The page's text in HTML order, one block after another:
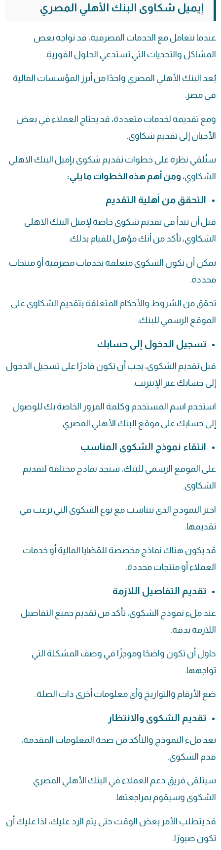
إيميل شكاوى البنك الأهلي المصري
عندما نتعامل مع الخدمات المصرفية، قد تواجه بعض
المشاكل والتحديات التي تستدعي الحلول الفورية.
يُعد البنك الأهلي المصري واحدًا من أبرز المؤسسات المالية
في مصر.
ومع تقديمه لخدمات متعددة، قد يحتاج العملاء في بعض
الأحيان إلى تقديم شكاوى.
سنُلقي نظرة على خطوات تقديم شكوى بإميل البنك الاهلي
الشكاوي، ومن أهم هذه الخطوات ما يلي:
التحقق من أهلية التقديم
قبل أن تبدأ في تقديم شكوى خاصة لإميل البنك الاهلي
الشكاوي، تأكد من أنك مؤهل للقيام بذلك.
يمكن أن تكون الشكوى متعلقة بخدمات مصرفية أو منتجات
محددة.
تحقق من الشروط والأحكام المتعلقة بتقديم الشكاوى على
الموقع الرسمي للبنك.
تسجيل الدخول إلى حسابك
قبل تقديم الشكوى، يجب أن تكون قادرًا على تسجيل الدخول
إلى حسابك عبر الإنترنت.
استخدم اسم المستخدم وكلمة المرور الخاصة بك للوصول
إلى حسابك على موقع البنك الأهلي المصري.
انتقاء نموذج الشكوى المناسب
على الموقع الرسمي للبنك، ستجد نماذج مختلفة لتقديم
الشكاوى.
اختر النموذج الذي يتناسب مع نوع الشكوى التي ترغب في
تقديمها.
قد يكون هناك نماذج مخصصة للقضايا المالية أو خدمات
العملاء أو منتجات محددة.
تقديم التفاصيل اللازمة
عند ملء نموذج الشكوى، تأكد من تقديم جميع التفاصيل
اللازمة بدقة.
حاول أن تكون واضحًا وموجزًا في وصف المشكلة التي
تواجهها.
ضع الأرقام والتواريخ وأي معلومات أخرى ذات الصلة.
تقديم الشكوى والانتظار
بعد ملء النموذج والتأكد من صحة المعلومات المقدمة،
قدم الشكوى.
سيتلقى فريق دعم العملاء في البنك الأهلي المصري
الشكوى وسيقوم بمراجعتها.
قد يتطلب الأمر بعض الوقت حتى يتم الرد عليك، لذا عليك أن
تكون صبورًا.